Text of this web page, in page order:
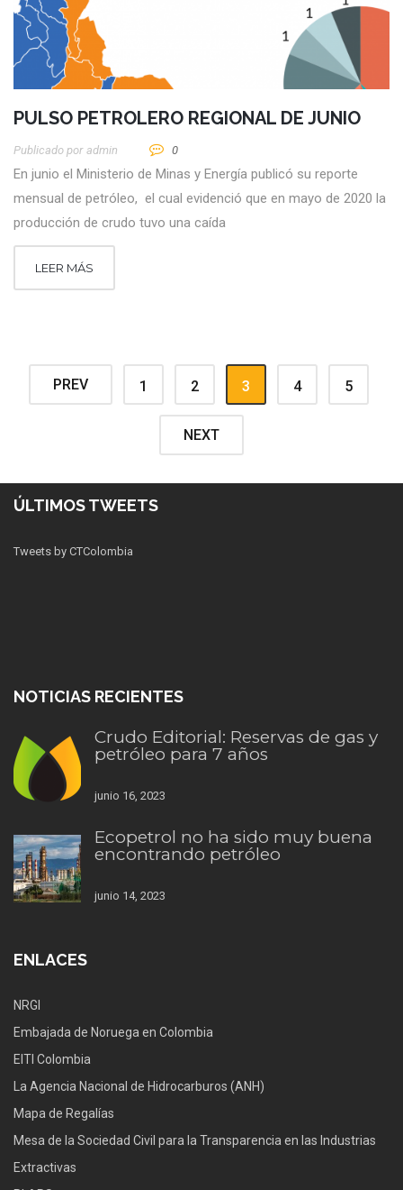
PULSO PETROLERO REGIONAL DE JUNIO
Publicado por Admin 0
En junio el Ministerio de Minas y Energía publicó su reporte
mensual de petróleo, el cual evidenció que en mayo de 2020 la
producción de crudo tuvo una caída
LEER MÁS
PREV 1 2 3 4 5
NEXT
ÚLTIMOS TWEETS
Tweets by CTColombia
NOTICIAS RECIENTES
Crudo Editorial: Reservas de gas y
petróleo para 7 años
junio 16, 2023
Ecopetrol no ha sido muy buena
encontrando petróleo
junio 14, 2023
ENLACES
NRGI
Embajada de Noruega en Colombia
EITI Colombia
La Agencia Nacional de Hidrocarburos (ANH)
Mapa de Regalías
Mesa de la Sociedad Civil para la Transparencia en las Industrias
Extractivas